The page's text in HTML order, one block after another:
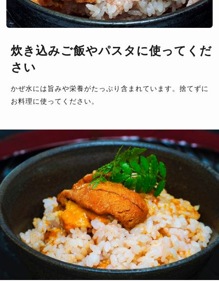
炊き込みご飯やパスタに使ってくだ
さい
かぜ水には旨みや栄養がたっぷり含まれています。捨てずに
お料理に使ってください。